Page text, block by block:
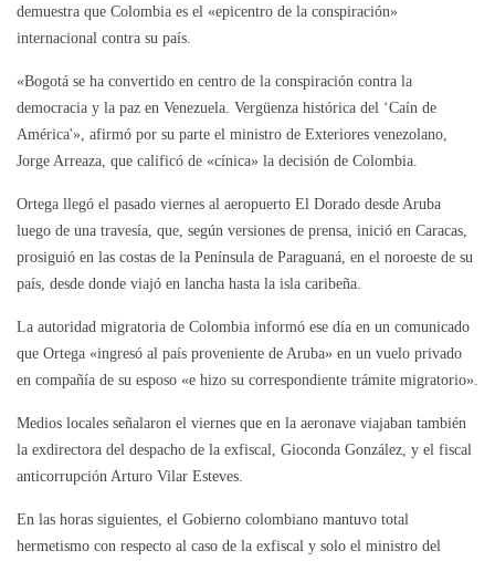
demuestra que Colombia es el «epicentro de la conspiración»
internacional contra su país.
«Bogotá se ha convertido en centro de la conspiración contra la
democracia y la paz en Venezuela. Vergüenza histórica del ‘Caín de
América'», afirmó por su parte el ministro de Exteriores venezolano,
Jorge Arreaza, que calificó de «cínica» la decisión de Colombia.
Ortega llegó el pasado viernes al aeropuerto El Dorado desde Aruba
luego de una travesía, que, según versiones de prensa, inició en Caracas,
prosiguió en las costas de la Península de Paraguaná, en el noroeste de su
país, desde donde viajó en lancha hasta la isla caribeña.
La autoridad migratoria de Colombia informó ese día en un comunicado
que Ortega «ingresó al país proveniente de Aruba» en un vuelo privado
en compañía de su esposo «e hizo su correspondiente trámite migratorio».
Medios locales señalaron el viernes que en la aeronave viajaban también
la exdirectora del despacho de la exfiscal, Gioconda González, y el fiscal
anticorrupción Arturo Vilar Esteves.
En las horas siguientes, el Gobierno colombiano mantuvo total
hermetismo con respecto al caso de la exfiscal y solo el ministro del